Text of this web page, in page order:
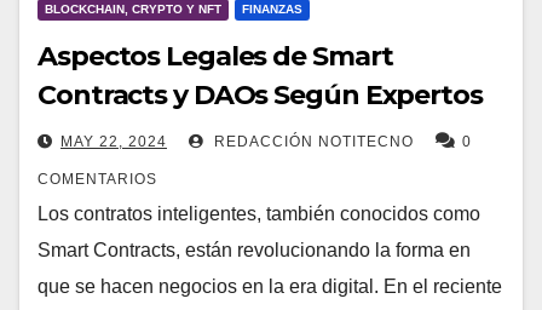
BLOCKCHAIN, CRYPTO Y NFT FINANZAS
Aspectos Legales de Smart
Contracts y DAOs Según Expertos
MAY 22, 2024 REDACCIÓN NOTITECNO 0
COMENTARIOS
Los contratos inteligentes, también conocidos como
Smart Contracts, están revolucionando la forma en
que se hacen negocios en la era digital. En el reciente